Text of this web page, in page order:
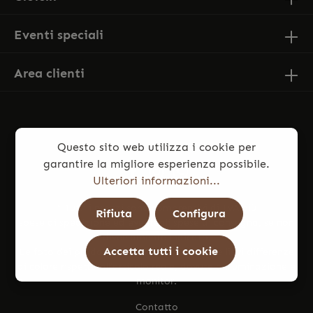
Eventi speciali
Area clienti
* Tutti i prezzi sono comprensivi di IVA più
spese di spedizione
ed eventuali spese di consegna, se non
diversamente indicato.
Le foto dei prodotti potrebbero presentare lievi differenze
di colore rispetto all’articolo reale, dovute a illuminazione e
monitor.
Contatto
Questo sito web utilizza i cookie per
garantire la migliore esperienza possibile.
Ulteriori informazioni...
Rifiuta Configura
Accetta tutti i cookie